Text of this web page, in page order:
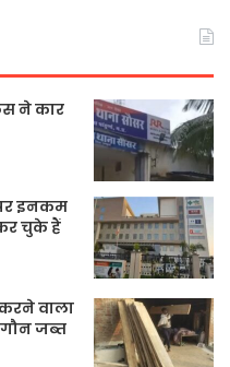
ने कार
इनकम
चुके हैं
वाला
जब्त